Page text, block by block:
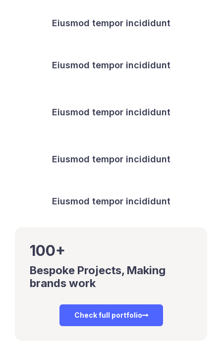
Eiusmod tempor incididunt
Eiusmod tempor incididunt
Eiusmod tempor incididunt
Eiusmod tempor incididunt
Eiusmod tempor incididunt
100+
Bespoke Projects, Making
brands work
Check full portfolio